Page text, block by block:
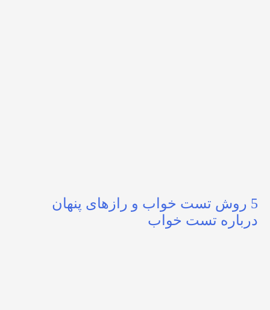
5 روش تست خواب و رازهای پنهان
درباره تست خواب